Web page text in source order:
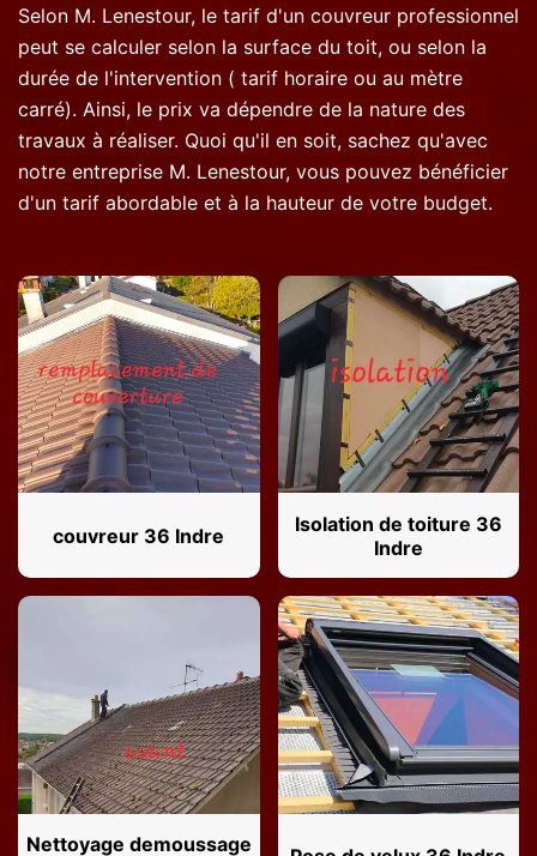
Selon M. Lenestour, le tarif d'un couvreur professionnel
peut se calculer selon la surface du toit, ou selon la
durée de l'intervention ( tarif horaire ou au mètre
carré). Ainsi, le prix va dépendre de la nature des
travaux à réaliser. Quoi qu'il en soit, sachez qu'avec
notre entreprise M. Lenestour, vous pouvez bénéficier
d'un tarif abordable et à la hauteur de votre budget.
couvreur 36 Indre
Isolation de toiture 36
Indre
Nettoyage demoussage